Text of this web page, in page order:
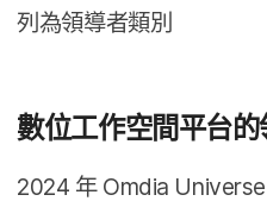
列為​領導​者​類別
數​位​工作​空間​平台​的​
2024 年Omdia